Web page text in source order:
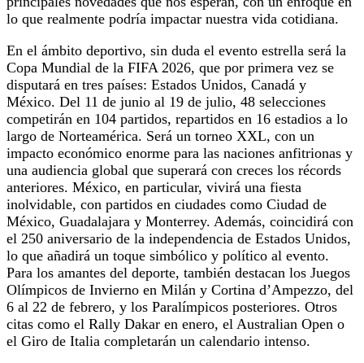
lo que realmente podría impactar nuestra vida cotidiana.
En el ámbito deportivo, sin duda el evento estrella será la
Copa Mundial de la FIFA 2026, que por primera vez se
disputará en tres países: Estados Unidos, Canadá y
México. Del 11 de junio al 19 de julio, 48 selecciones
competirán en 104 partidos, repartidos en 16 estadios a lo
largo de Norteamérica. Será un torneo XXL, con un
impacto económico enorme para las naciones anfitrionas y
una audiencia global que superará con creces los récords
anteriores. México, en particular, vivirá una fiesta
inolvidable, con partidos en ciudades como Ciudad de
México, Guadalajara y Monterrey. Además, coincidirá con
el 250 aniversario de la independencia de Estados Unidos,
lo que añadirá un toque simbólico y político al evento.
Para los amantes del deporte, también destacan los Juegos
Olímpicos de Invierno en Milán y Cortina d’Ampezzo, del
6 al 22 de febrero, y los Paralímpicos posteriores. Otros
citas como el Rally Dakar en enero, el Australian Open o
el Giro de Italia completarán un calendario intenso.